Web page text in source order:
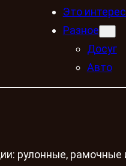
Это
Разное
Досуг
Авто
рулонные,